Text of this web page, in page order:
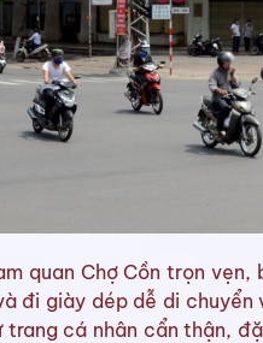
quan Chợ Cồn trọn vẹn,
đi giày dép dễ di
trang cá nhân cẩn thận,